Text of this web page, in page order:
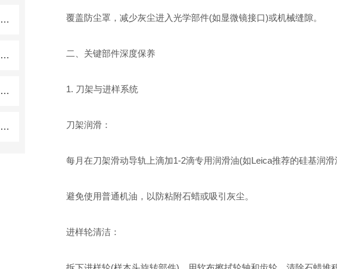
金相显微镜怎么选？一份基于实际使用体验的选购参考
全自动视频显微镜在材料科学中的重要作用
徕卡数字显微镜的这些特点你都清楚吗？
了解一下什么是高温热台专用偏光显微镜吧
覆盖防尘罩，减少灰尘进入光学部件(如显微镜接口)或机械缝隙。
二、关键部件深度保养
1. 刀架与进样系统
刀架润滑：
每月在刀架滑动导轨上滴加1-2滴专用润滑油(如Leica推荐的硅基润滑
避免使用普通机油，以防粘附石蜡或吸引灰尘。
进样轮清洁：